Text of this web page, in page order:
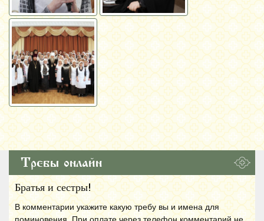
Требы онлайн
Братья и сестры!
В комментарии укажите какую требу вы и имена для
поминовения. При оплате через телефон комментарий не